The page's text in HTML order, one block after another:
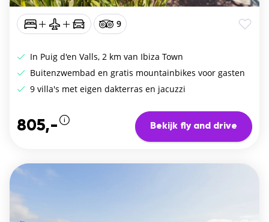
9
In Puig d'en Valls, 2 km van Ibiza Town
Buitenzwembad en gratis mountainbikes voor gasten
9 villa's met eigen dakterras en jacuzzi
805,- Bekijk fly and drive